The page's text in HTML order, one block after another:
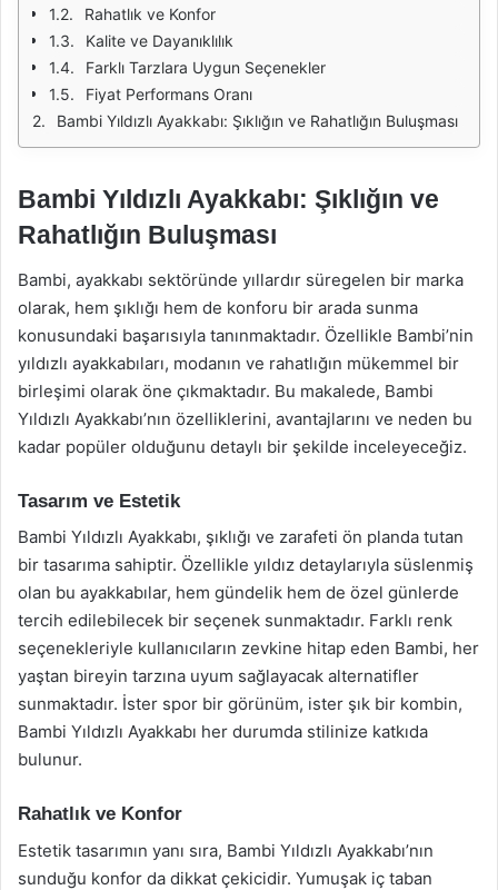
Rahatlık ve Konfor
Kalite ve Dayanıklılık
Farklı Tarzlara Uygun Seçenekler
Fiyat Performans Oranı
Bambi Yıldızlı Ayakkabı: Şıklığın ve Rahatlığın Buluşması
Bambi Yıldızlı Ayakkabı: Şıklığın ve
Rahatlığın Buluşması
Bambi, ayakkabı sektöründe yıllardır süregelen bir marka
olarak, hem şıklığı hem de konforu bir arada sunma
konusundaki başarısıyla tanınmaktadır. Özellikle Bambi’nin
yıldızlı ayakkabıları, modanın ve rahatlığın mükemmel bir
birleşimi olarak öne çıkmaktadır. Bu makalede, Bambi
Yıldızlı Ayakkabı’nın özelliklerini, avantajlarını ve neden bu
kadar popüler olduğunu detaylı bir şekilde inceleyeceğiz.
Tasarım ve Estetik
Bambi Yıldızlı Ayakkabı, şıklığı ve zarafeti ön planda tutan
bir tasarıma sahiptir. Özellikle yıldız detaylarıyla süslenmiş
olan bu ayakkabılar, hem gündelik hem de özel günlerde
tercih edilebilecek bir seçenek sunmaktadır. Farklı renk
seçenekleriyle kullanıcıların zevkine hitap eden Bambi, her
yaştan bireyin tarzına uyum sağlayacak alternatifler
sunmaktadır. İster spor bir görünüm, ister şık bir kombin,
Bambi Yıldızlı Ayakkabı her durumda stilinize katkıda
bulunur.
Rahatlık ve Konfor
Estetik tasarımın yanı sıra, Bambi Yıldızlı Ayakkabı’nın
sunduğu konfor da dikkat çekicidir. Yumuşak iç taban